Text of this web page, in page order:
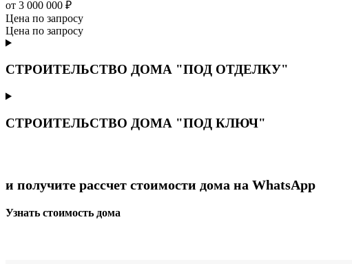
от 3 000 000 ₽
Цена по запросу
Цена по запросу
СТРОИТЕЛЬСТВО ДОМА "ПОД ОТДЕЛКУ"
СТРОИТЕЛЬСТВО ДОМА "ПОД КЛЮЧ"
и получите рассчет стоимости дома на WhatsApp
Узнать стоимость дома